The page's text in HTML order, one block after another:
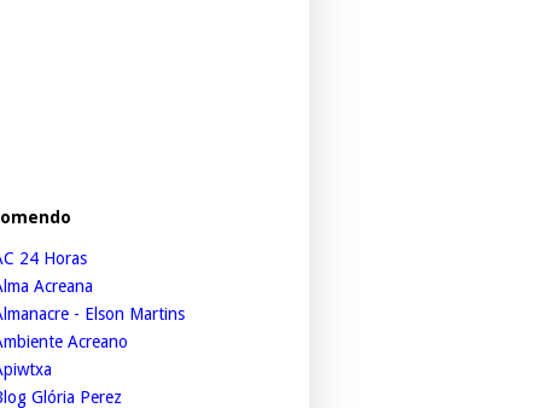
24 Horas
Acreana
- Elson Martins
Acreano
Glória Perez